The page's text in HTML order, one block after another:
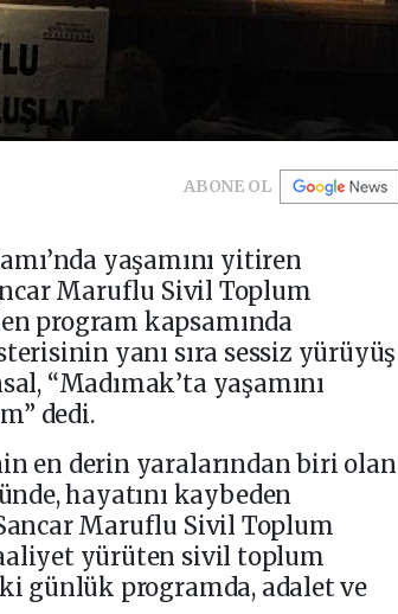
ABONE OL
yaşamını yitiren
Maruflu Sivil Toplum
program kapsamında
yanı sıra sessiz yürüyüş
“Madımak’ta yaşamını
dedi.
en derin yaralarından biri olan
hayatını kaybeden
Maruflu Sivil Toplum
yürüten sivil toplum
günlük programda, adalet ve